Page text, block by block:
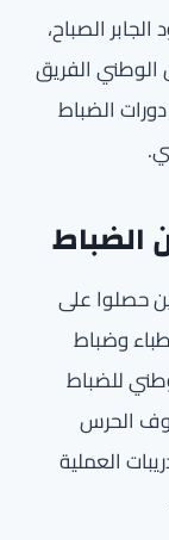
الصباح،
الفريق
الضباط
الضباط
حصلوا على
وضباط
للضباط
الحرس
العملية